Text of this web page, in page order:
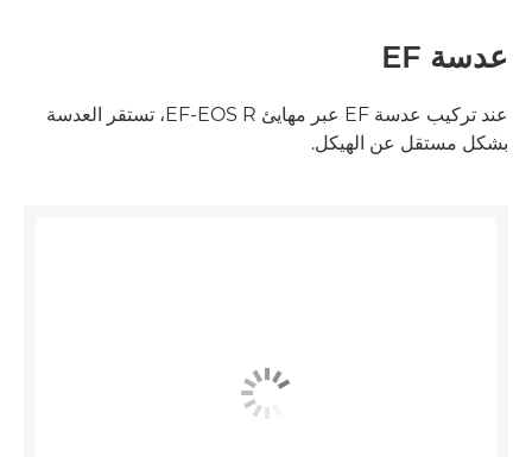
عدسة EF
عند تركيب عدسة EF عبر مهايئ EF-EOS R، تستقر العدسة
بشكل مستقل عن الهيكل.